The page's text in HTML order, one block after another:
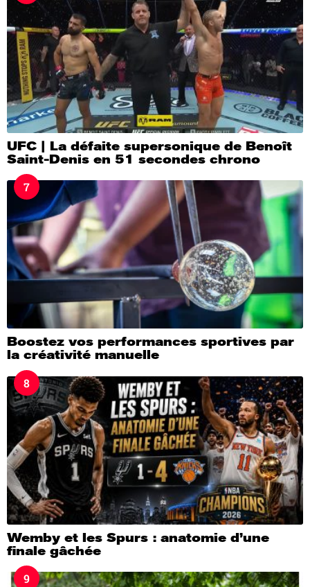
UFC | La défaite supersonique de Benoît
Saint-Denis en 51 secondes chrono
7
Boostez vos performances sportives par
la créativité manuelle
8
Wemby et les Spurs : anatomie d’une
finale gâchée
9